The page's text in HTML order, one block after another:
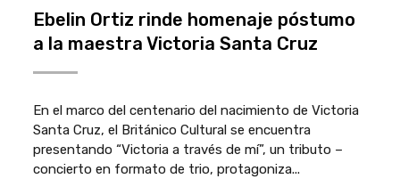
Ebelin Ortiz rinde homenaje póstumo
a la maestra Victoria Santa Cruz
En el marco del centenario del nacimiento de Victoria
Santa Cruz, el Británico Cultural se encuentra
presentando “Victoria a través de mí”, un tributo –
concierto en formato de trio, protagoniza...